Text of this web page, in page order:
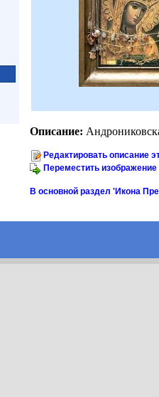
Описание:
Редактировать описание
Переместить
В основной раздел 'Икона